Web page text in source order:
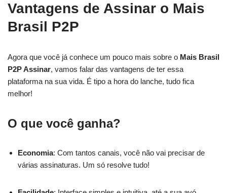
Vantagens de Assinar o Mais
Brasil P2P
Agora que você já conhece um pouco mais sobre o Mais Brasil
P2P Assinar, vamos falar das vantagens de ter essa
plataforma na sua vida. É tipo a hora do lanche, tudo fica
melhor!
O que você ganha?
Economia: Com tantos canais, você não vai precisar de
várias assinaturas. Um só resolve tudo!